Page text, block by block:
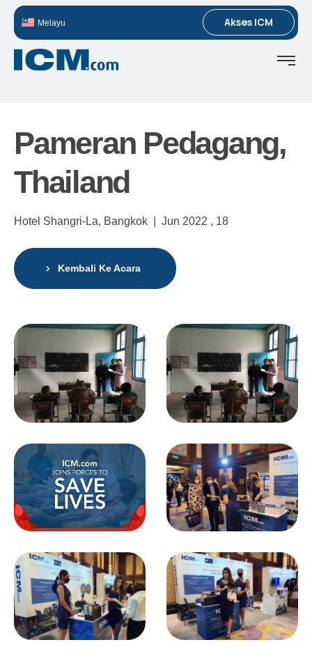
Melayu Akses ICM
Pameran Pedagang,
Thailand
Hotel Shangri-La, Bangkok | Jun 2022 , 18
Kembali Ke Acara